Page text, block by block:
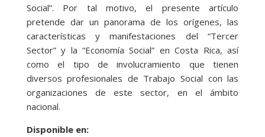
Social”. Por tal motivo, el presente artículo
pretende dar un panorama de los orígenes, las
características y manifestaciones del “Tercer
Sector” y la “Economía Social” en Costa Rica, así
como el tipo de involucramiento que tienen
diversos profesionales de Trabajo Social con las
organizaciones de este sector, en el ámbito
nacional.
Disponible en: